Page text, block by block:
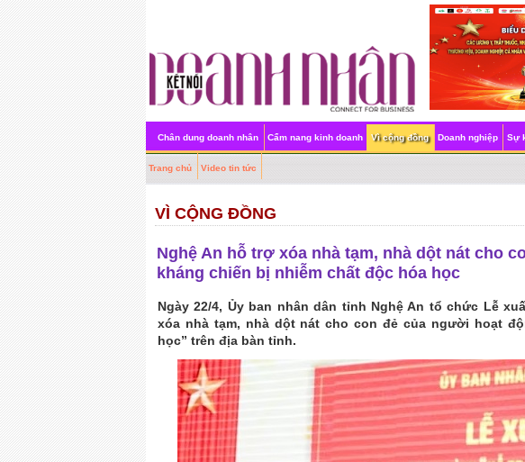
Chân dung doanh nhân Cẩm nang kinh doanh Vì cộng đồng Doanh nghiệp Sự
Trang chủ Video tin tức
VÌ CỘNG ĐỒNG
Nghệ An hỗ trợ xóa nhà tạm, nhà dột nát cho
kháng chiến bị nhiễm chất độc hóa học
Ngày 22/4, Ủy ban nhân dân tỉnh Nghệ An tổ chức Lễ
xóa nhà tạm, nhà dột nát cho con đẻ của người hoạt
học” trên địa bàn tỉnh.